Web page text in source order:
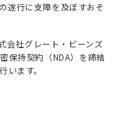
遂行に支障を及ぼすおそ
会社グレート・ビーンズ
保持契約（NDA）を締結
います。